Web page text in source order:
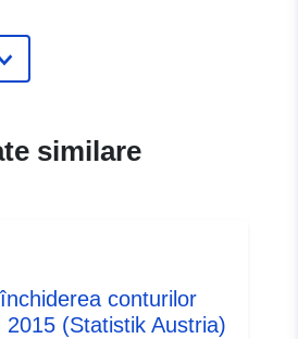
similare
conturilor
2015 (Statistik Austria)